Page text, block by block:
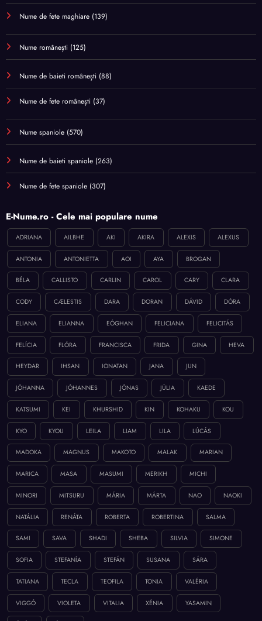
Nume de fete maghiare (139)
Nume românești (125)
Nume de baieti românești (88)
Nume de fete românești (37)
Nume spaniole (570)
Nume de baieti spaniole (263)
Nume de fete spaniole (307)
E-Nume.ro - Cele mai populare nume
ADRIANA AILBHE AKI AKIRA ALEXIS ALEXUS
ANTONIA ANTONIETTA AOI AYA BROGAN
BÉLA CALLISTO CARLIN CAROL CARY CLARA
CODY CÆLESTIS DARA DORAN DÁVID DÓRA
ELIANA ELIANNA EÓGHAN FELICIANA FELICITÁS
FELÍCIA FLÓRA FRANCISCA FRIDA GINA HEVA
HEYDAR IHSAN IONATAN JANA JUN
JÓHANNA JÓHANNES JÓNAS JÚLIA KAEDE
KATSUMI KEI KHURSHID KIN KOHAKU KOU
KYO KYOU LEILA LIAM LILA LÚCÁS
MADOKA MAGNUS MAKOTO MALAK MARIAN
MARICA MASA MASUMI MERIKH MICHI
MINORI MITSURU MÁRIA MÁRTA NAO NAOKI
NATÁLIA RENÁTA ROBERTA ROBERTINA SALMA
SAMI SAVA SHADI SHEBA SILVIA SIMONE
SOFIA STEFANÍA STEFÁN SUSANA SÁRA
TATIANA TECLA TEOFILA TONIA VALÉRIA
VIGGÓ VIOLETA VITALIA XÉNIA YASAMIN